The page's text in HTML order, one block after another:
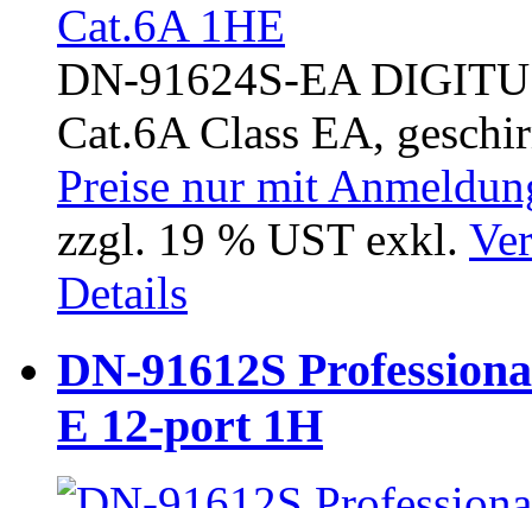
DN-91624S-EA
Cat.6A Class EA,
Preise nur mit
zzgl. 19 % UST exkl.
Details
DN-91612S
E 12-port 1H